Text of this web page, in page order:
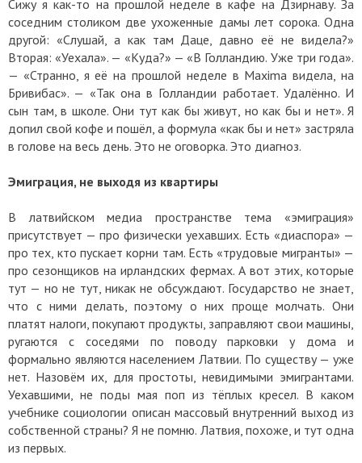
Сижу я как-то на прошлой неделе в кафе на Дзирнаву. За
соседним столиком две ухоженные дамы лет сорока. Одна
другой: «Слушай, а как там Даце, давно её не видела?»
Вторая: «Уехала». — «Куда?» — «В Голландию. Уже три года».
— «Странно, я её на прошлой неделе в Maxima видела, на
Бривибас». — «Так она в Голландии работает. Удалённо. И
сын там, в школе. Они тут как бы живут, но как бы и нет». Я
допил свой кофе и пошёл, а формула «как бы и нет» застряла
в голове на весь день. Это не оговорка. Это диагноз.
Эмиграция, не выходя из квартиры
В латвийском медиа пространстве тема «эмиграция»
присутствует — про физически уехавших. Есть «диаспора» —
про тех, кто пускает корни там. Есть «трудовые мигранты» —
про сезонщиков на ирландских фермах. А вот этих, которые
тут — но не тут, никак не обсуждают. Государство не знает,
что с ними делать, поэтому о них проще молчать. Они
платят налоги, покупают продукты, заправляют свои машины,
ругаются с соседями по поводу парковки у дома и
формально являются населением Латвии. По существу — уже
нет. Назовём их, для простоты, невидимыми эмигрантами.
Уехавшими, не поды мая поп из тёплых кресел. В каком
учебнике социологии описан массовый внутренний выход из
собственной страны? Я не помню. Латвия, похоже, и тут одна
из первых.